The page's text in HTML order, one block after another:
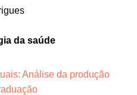
da saúde
Análise da produção